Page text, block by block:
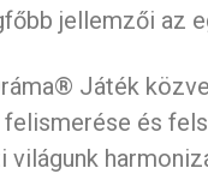
jellemzői az
Játék
felismerése és
világunk